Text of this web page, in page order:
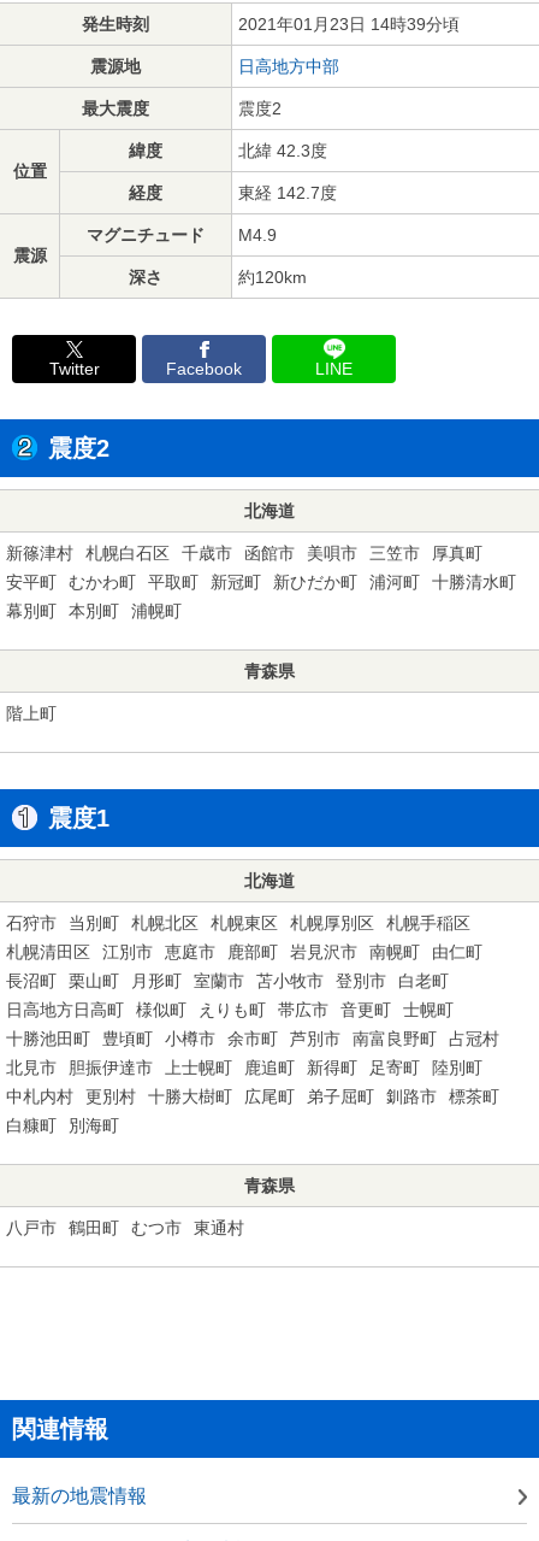
発生時刻 2021年01月23日 14時39分頃
震源地 日高地方中部
最大震度 震度2
位置
緯度 北緯 42.3度
経度 東経 142.7度
震源
マグニチュード M4.9
深さ 約120km
Twitter Facebook LINE
震度2
北海道
新篠津村 札幌白石区 千歳市 函館市 美唄市 三笠市
厚真町
安平町
むかわ町 平取町 新冠町 新ひだか町 浦河町
十勝清水町
幕別町
本別町 浦幌町
青森県
階上町
震度1
北海道
石狩市 当別町 札幌北区 札幌東区 札幌厚別区
札幌手稲区
札幌清田区
江別市 恵庭市 鹿部町 岩見沢市 南幌町
由仁町
長沼町
栗山町 月形町 室蘭市 苫小牧市 登別市
白老町
日高地方日高町
様似町 えりも町 帯広市 音更町
士幌町
十勝池田町
豊頃町 小樽市 余市町 芦別市 南富良野町
占冠村
北見市
胆振伊達市 上士幌町 鹿追町 新得町 足寄町
陸別町
中札内村
更別村 十勝大樹町 広尾町 弟子屈町 釧路市
標茶町
白糠町
別海町
青森県
八戸市 鶴田町 むつ市 東通村
関連情報
最新の地震情報